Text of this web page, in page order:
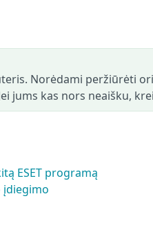
Norėdami peržiūrėti
jums kas nors neaišku,
ESET programą
įdiegimo